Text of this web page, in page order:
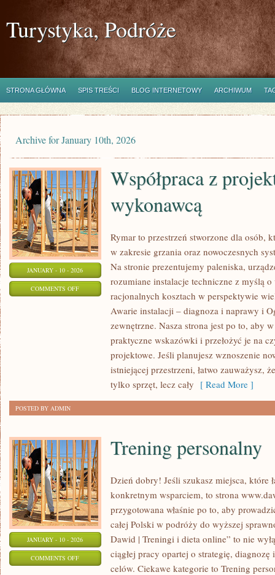
Turystyka, Podróże
STRONA GŁÓWNA SPIS TREŚCI BLOG INTERNETOWY ARCHIWUM
Archive for January 10th, 2026
JANUARY - 10 - 2026
COMMENTS OFFON
Współpraca z
wykonawcą
Rymar to przestrzeń stworzone dla osób,
w zakresie grzania oraz nowoczesnych
Na stronie prezentujemy paleniska,
rozumiane instalacje techniczne z myślą
racjonalnych kosztach w perspektywie
Awarie instalacji – diagnoza i naprawy i
zewnętrzne. Nasza strona jest po to, aby
praktyczne wskazówki i przełożyć je na
projektowe. Jeśli planujesz wznoszenie
istniejącej przestrzeni, łatwo zauważysz,
tylko sprzęt, lecz cały [ Read More ]
POSTED BY ADMIN
JANUARY - 10 - 2026
COMMENTS OFFON
Trening personalny
Dzień dobry! Jeśli szukasz miejsca, które
konkretnym wsparciem, to strona
przygotowana właśnie po to, aby
całej Polski w podróży do wyższej
Dawid | Treningi i dieta online” to nie
ciągłej pracy opartej o strategię,
celów. Ciekawe kategorie to Trening